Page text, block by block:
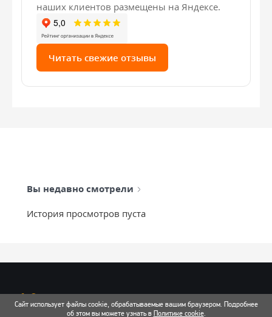
наших клиентов размещены на Яндексе.
Читать свежие отзывы
Вы недавно смотрели
История просмотров пуста
info@mixtcar.ru
Сайт использует файлы cookie, обрабатываемые вашим браузером. Подробнее
об этом вы можете узнать в Политике cookie.